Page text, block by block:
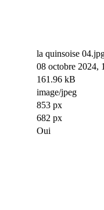
la quinsoise
08 octobre 2024,
161.96 kB
image/jpeg
853 px
682 px
Oui